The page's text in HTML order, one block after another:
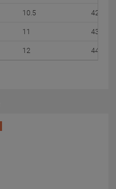
10.5 42.5
11 43
12 44